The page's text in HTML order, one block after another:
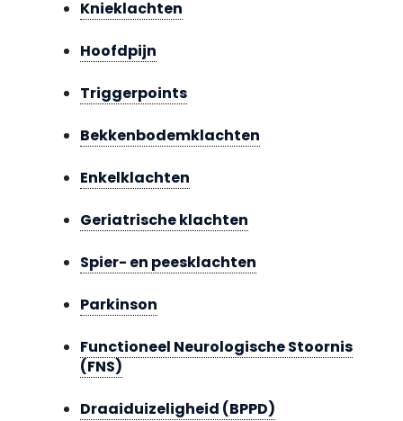
Knieklachten
Hoofdpijn
Triggerpoints
Bekkenbodemklachten
Enkelklachten
Geriatrische klachten
Spier- en peesklachten
Parkinson
Functioneel Neurologische Stoornis
(FNS)
Draaiduizeligheid (BPPD)